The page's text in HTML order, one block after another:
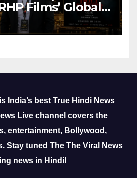
Films’ Global
India’s best True Hindi News
Live channel covers the
entertainment, Bollywood,
Stay tuned The The Viral News
news in Hindi!